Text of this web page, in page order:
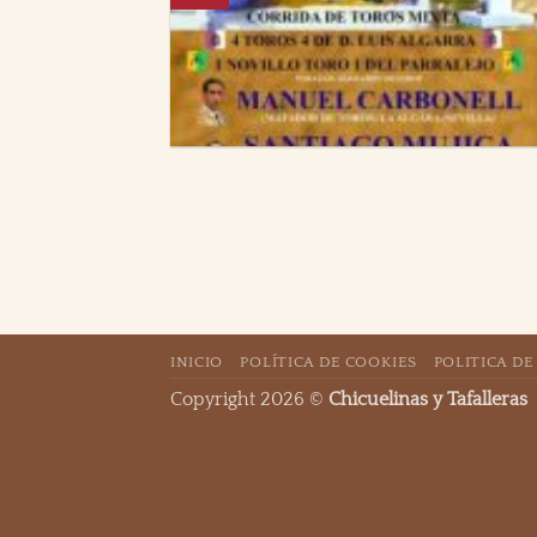
INICIO POLÍTICA DE COOKIES POLITICA
Copyright 2026 © Chicuelinas y Tafalleras